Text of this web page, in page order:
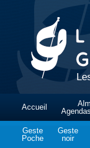
Accueil
Geste
Poche
Geste
noir